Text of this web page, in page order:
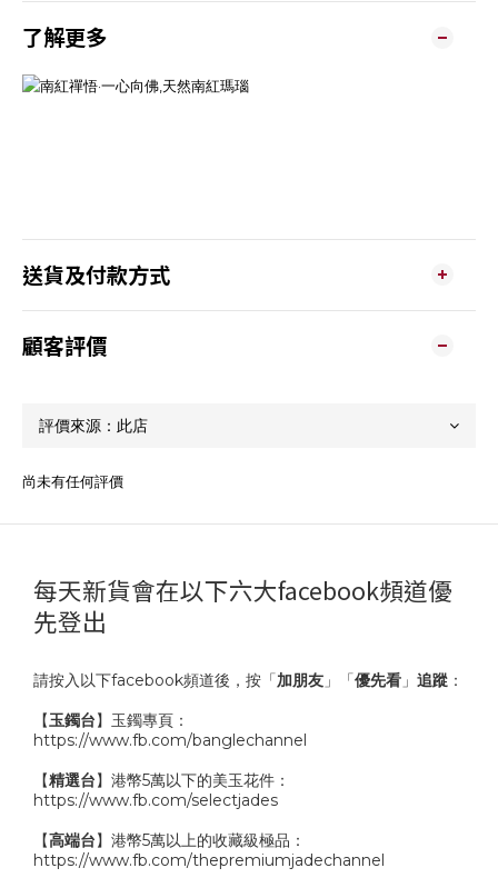
了解更多
送貨及付款方式
顧客評價
尚未有任何評價
每天新貨會在以下六大facebook頻道優
先登出
請按入以下facebook頻道後，按「加朋友 」「優先看 」 追蹤 ：
【玉鐲台】玉鐲專頁：
https://www.fb.com/banglechannel
【精選台】港幣5萬以下的美玉花件：
https://www.fb.com/selectjades
【高端台】港幣5萬以上的收藏級極品：
https://www.fb.com/thepremiumjadechannel